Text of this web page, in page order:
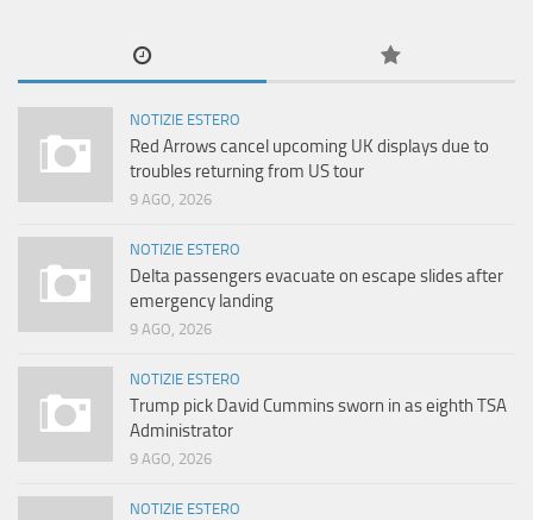
NOTIZIE ESTERO
Red Arrows cancel upcoming UK displays due to
troubles returning from US tour
9 AGO, 2026
NOTIZIE ESTERO
Delta passengers evacuate on escape slides after
emergency landing
9 AGO, 2026
NOTIZIE ESTERO
Trump pick David Cummins sworn in as eighth TSA
Administrator
9 AGO, 2026
NOTIZIE ESTERO